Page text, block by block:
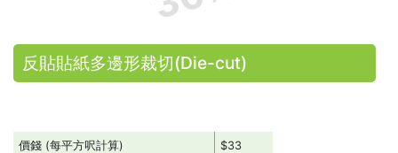
反貼貼紙多邊形裁切(Die-cut)
價錢 (每平方呎計算) $33